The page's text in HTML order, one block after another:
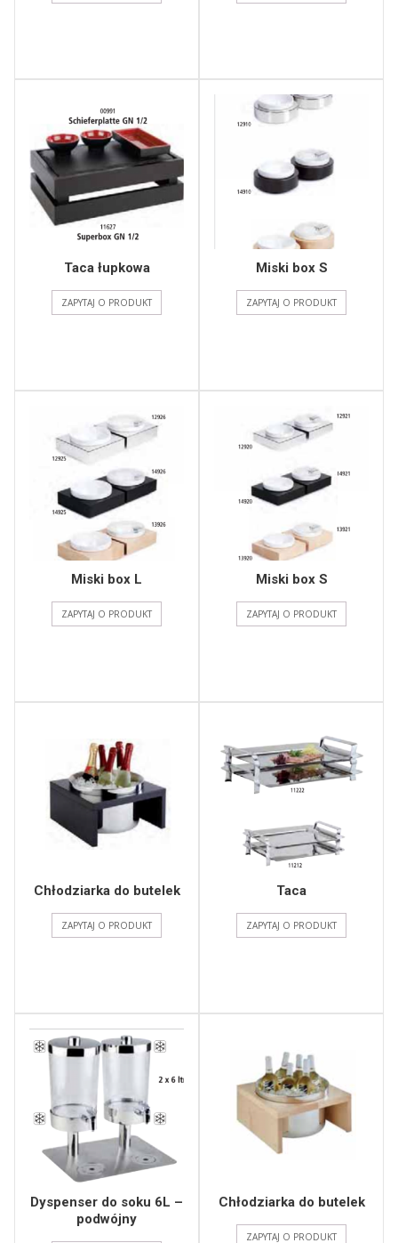
Taca łupkowa
ZAPYTAJ O PRODUKT
Miski box S
ZAPYTAJ O PRODUKT
Miski box L
ZAPYTAJ O PRODUKT
Miski box S
ZAPYTAJ O PRODUKT
Chłodziarka do butelek
ZAPYTAJ O PRODUKT
Taca
ZAPYTAJ O PRODUKT
Dyspenser do soku 6L –
podwójny
Chłodziarka do butelek
ZAPYTAJ O PRODUKT